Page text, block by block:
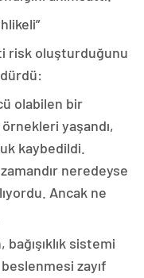
risk oluşturduğunu
olabilen bir
yaşandı,
kaybedildi.
zamandır neredeyse
Ancak ne
sistemi
zayıf